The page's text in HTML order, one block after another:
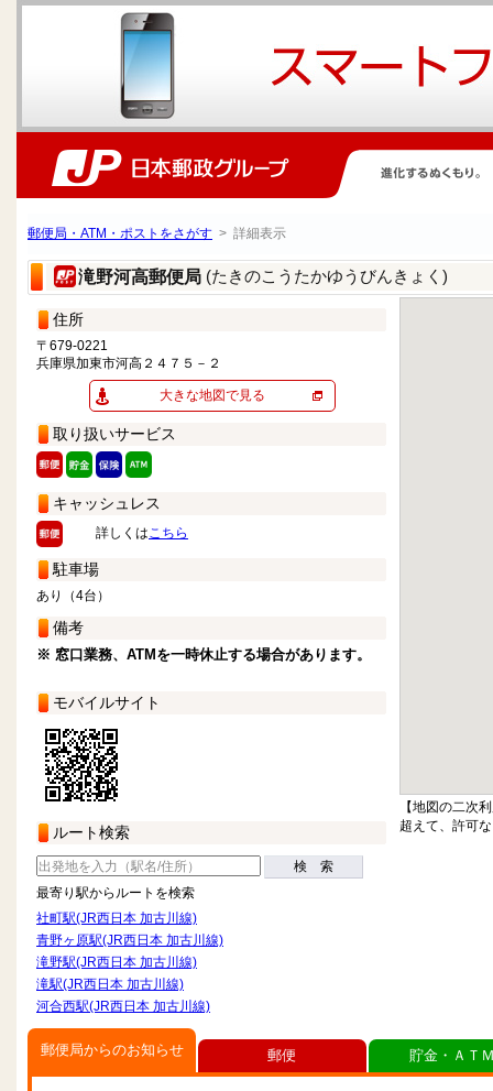
郵便局・ATM・ポストをさがす > 詳細表示
滝野河高郵便局 (たきのこうたかゆうびんきょく)
住所
〒679-0221
兵庫県加東市河高２４７５－２
大きな地図で見る
取り扱いサービス
キャッシュレス
詳しくはこちら
駐車場
あり（4台）
備考
※ 窓口業務、ATMを一時休止する場合があります。
モバイルサイト
ルート検索
検 索
最寄り駅からルートを検索
社町駅(JR西日本 加古川線)
青野ヶ原駅(JR西日本 加古川線)
滝野駅(JR西日本 加古川線)
滝駅(JR西日本 加古川線)
河合西駅(JR西日本 加古川線)
【地図の二次
超えて、許可
郵便局からのお知らせ 郵便 貯金・ＡＴ